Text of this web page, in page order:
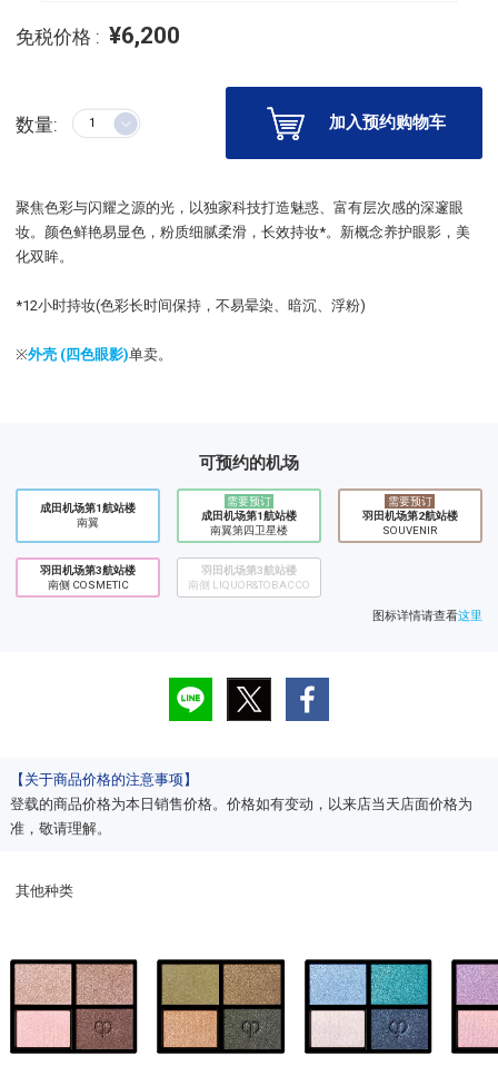
免税价格 : ¥6,200
数量: 加入预约购物车
聚焦色彩与闪耀之源的光，以独家科技打造魅惑、富有层次感的深邃眼
妆。颜色鲜艳易显色，粉质细腻柔滑，长效持妆*。新概念养护眼影，美
化双眸。
*12小时持妆(色彩长时间保持，不易晕染、暗沉、浮粉)
※外壳 (四色眼影)单卖。
可预约的机场
成田机场第1航站楼
南翼
需要预订
成田机场第1航站楼
南翼第四卫星楼
需要预订
​羽田机场第2航站楼
SOUVENIR
羽田机场第3航站楼
南侧 COSMETIC
羽田机场第3航站楼
南侧 LIQUOR&TOBACCO
图标详情请查看这里
【关于商品价格的注意事项】
登载的商品价格为本日销售价格。价格如有变动，以来店当天店面价格为
准，敬请理解。
其他种类